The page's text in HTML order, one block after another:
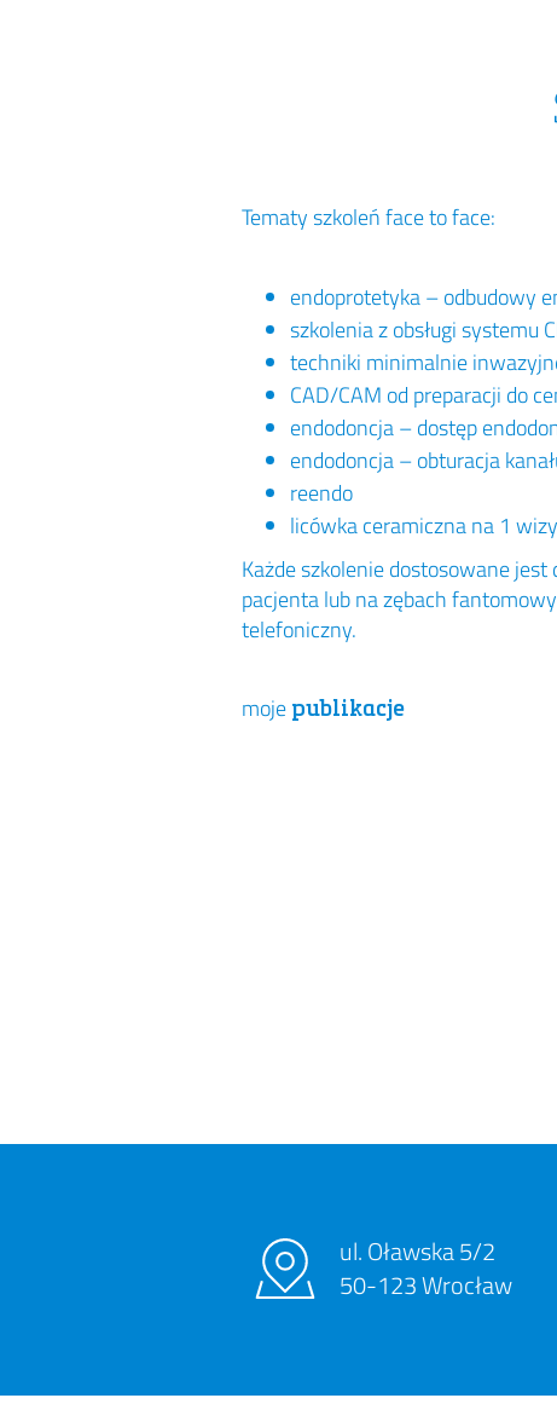
Tematy szkoleń face to face:
endoprotetyka – odbudowy
szkolenia z obsługi systemu
techniki minimalnie
CAD/CAM od preparacji do
endodoncja – dostęp
endodoncja – obturacja
reendo
licówka ceramiczna na 1
Każde szkolenie dostosowane
pacjenta lub na zębach
telefoniczny.
moje publikacje
ul. Oławska 5/2
50-123 Wrocław